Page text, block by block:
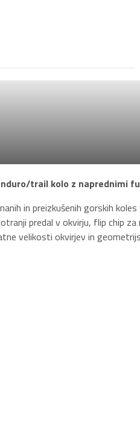
trail kolo z naprednimi
in preizkušenih gorskih
predal v okvirju, flip chip
velikosti okvirjev in